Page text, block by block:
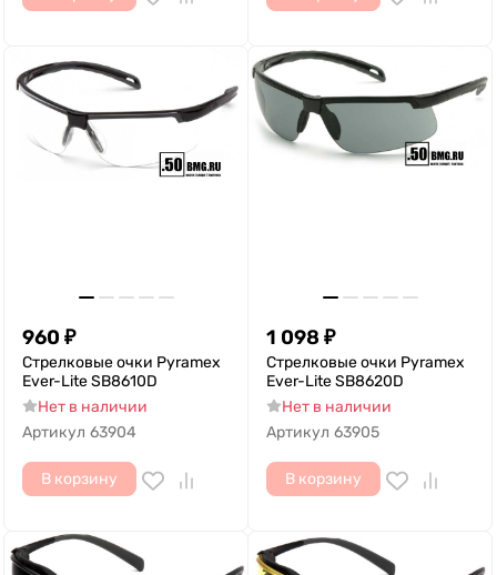
960 ₽
Стрелковые очки Pyramex
Ever-Lite SB8610D
Нет в наличии
Артикул 63904
В корзину
1 098 ₽
Стрелковые очки Pyramex
Ever-Lite SB8620D
Нет в наличии
Артикул 63905
В корзину